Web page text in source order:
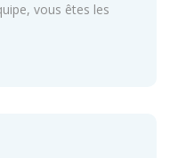
vous êtes les